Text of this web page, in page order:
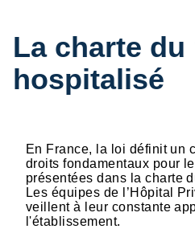
La charte
hospitalisé
En France, la loi définit un
droits fondamentaux pour
présentées dans la charte
Les équipes de l’Hôpital
veillent à leur constante
l'établissement.